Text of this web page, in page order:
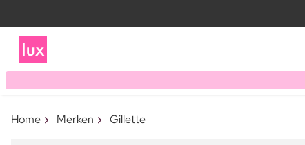
Home Merken Gillette